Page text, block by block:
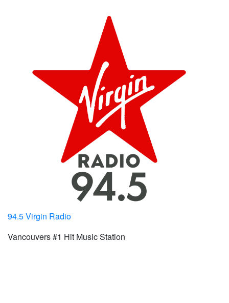
94.5 Virgin Radio
Vancouvers #1 Hit Music Station